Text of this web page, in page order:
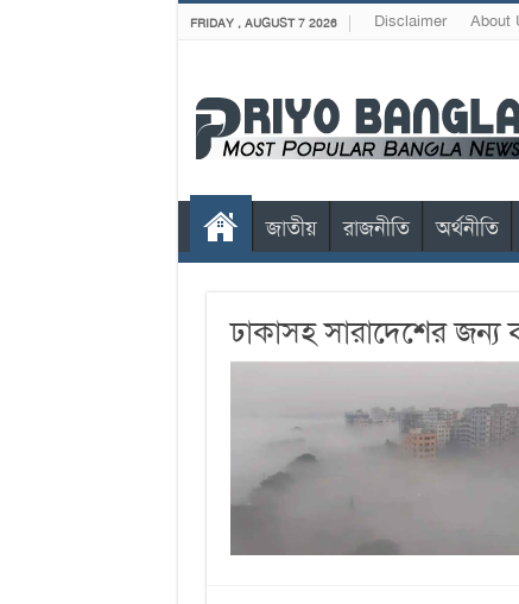
FRIDAY , AUGUST 7 2026 Disclaimer About
জাতীয় রাজনীতি অর্থনীতি
ঢাকাসহ সারাদেশের জন্য